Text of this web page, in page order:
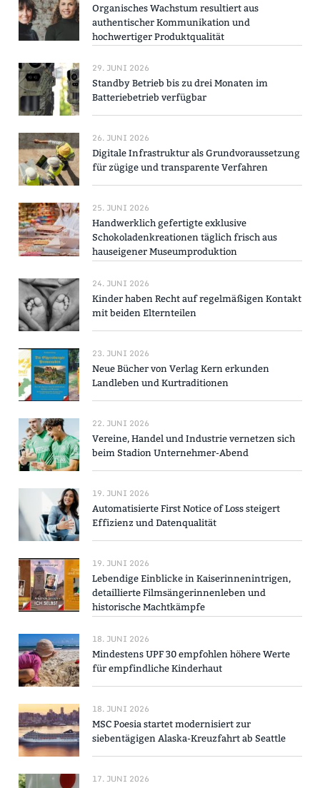
Organisches Wachstum resultiert aus
authentischer Kommunikation und
hochwertiger Produktqualität
29. JUNI 2026
Standby Betrieb bis zu drei Monaten im
Batteriebetrieb verfügbar
26. JUNI 2026
Digitale Infrastruktur als Grundvoraussetzung
für zügige und transparente Verfahren
25. JUNI 2026
Handwerklich gefertigte exklusive
Schokoladenkreationen täglich frisch aus
hauseigener Museumproduktion
24. JUNI 2026
Kinder haben Recht auf regelmäßigen Kontakt
mit beiden Elternteilen
23. JUNI 2026
Neue Bücher von Verlag Kern erkunden
Landleben und Kurtraditionen
22. JUNI 2026
Vereine, Handel und Industrie vernetzen sich
beim Stadion Unternehmer-Abend
19. JUNI 2026
Automatisierte First Notice of Loss steigert
Effizienz und Datenqualität
19. JUNI 2026
Lebendige Einblicke in Kaiserinnenintrigen,
detaillierte Filmsängerinnenleben und
historische Machtkämpfe
18. JUNI 2026
Mindestens UPF 30 empfohlen höhere Werte
für empfindliche Kinderhaut
18. JUNI 2026
MSC Poesia startet modernisiert zur
siebentägigen Alaska-Kreuzfahrt ab Seattle
17. JUNI 2026